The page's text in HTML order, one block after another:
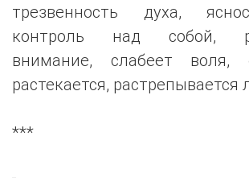
трезвенность духа,
контроль над собой,
внимание, слабеет воля,
растекается, растрепывается
***